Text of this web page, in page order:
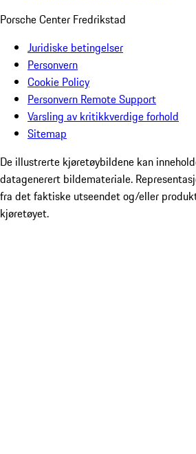
Porsche Center Fredrikstad
Juridiske betingelser
Personvern
Cookie Policy
Personvern Remote Support
Varsling av kritikkverdige forhold
Sitemap
De illustrerte kjøretøybildene kan
datagenerert bildemateriale.
fra det faktiske utseendet og/eller
kjøretøyet.